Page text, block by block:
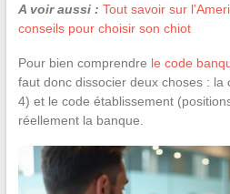
A voir aussi : Tout savoir sur
conseils pour choisir son chiot
Pour bien comprendre le code
faut donc dissocier deux choses : la
4) et le code établissement
réellement la banque.